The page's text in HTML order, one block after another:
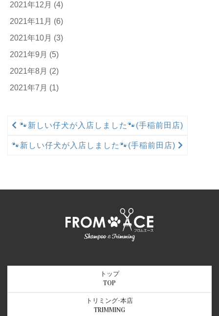
2021年12月 (4)
2021年11月 (6)
2021年10月 (3)
2021年9月 (5)
2021年8月 (2)
2021年7月 (1)
🐾新しい仔犬が入店しました🐾(手稲前田店)
🐾新しい仔犬が入店しました🐾(手稲前田店)
TOP
トップ
TRIMMING
トリミング-本店